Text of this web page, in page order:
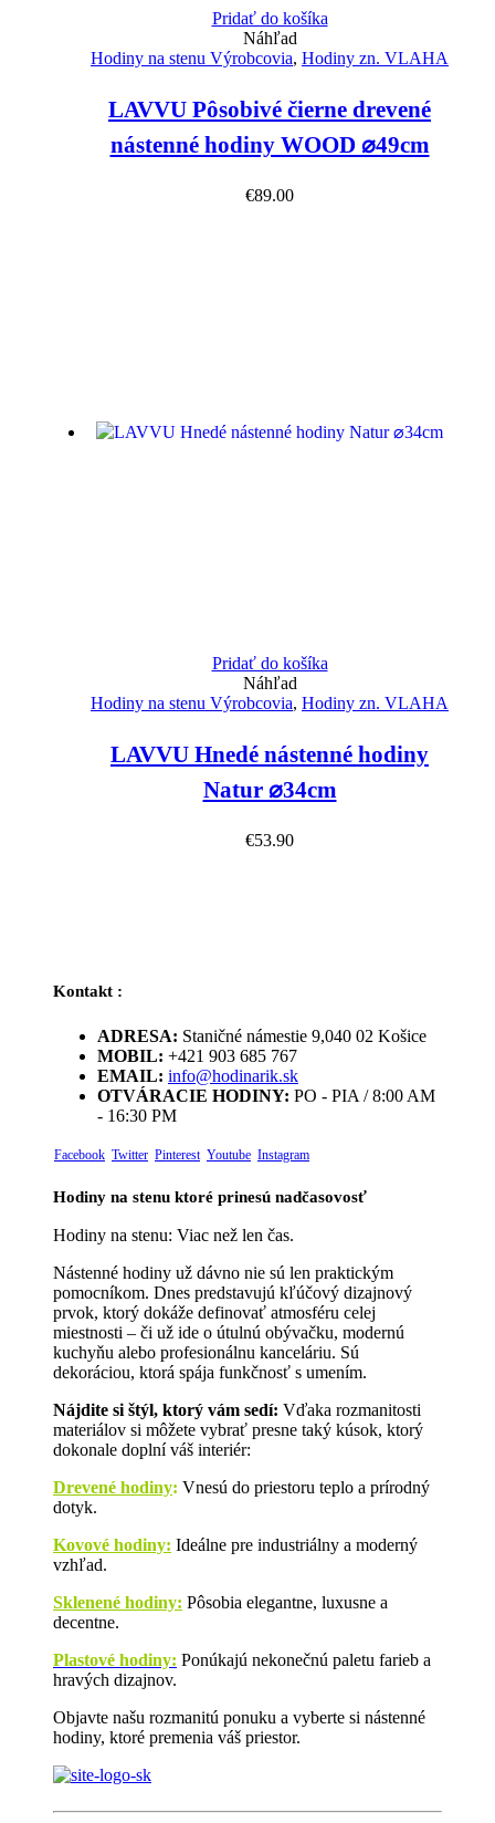
Pridať do košíka
Náhľad
Hodiny na stenu Výrobcovia, Hodiny zn. VLAHA
LAVVU Pôsobivé čierne drevené
nástenné hodiny WOOD ⌀49cm
€89.00
Pridať do košíka
Náhľad
Hodiny na stenu Výrobcovia, Hodiny zn. VLAHA
LAVVU Hnedé nástenné hodiny
Natur ⌀34cm
€53.90
Kontakt :
ADRESA: Staničné námestie 9,040 02 Košice
MOBIL: +421 903 685 767
EMAIL: info@hodinarik.sk
OTVÁRACIE HODINY: PO - PIA / 8:00 AM
- 16:30 PM
Facebook Twitter Pinterest Youtube Instagram
Hodiny na stenu ktoré prinesú nadčasovosť
Hodiny na stenu: Viac než len čas.
Nástenné hodiny už dávno nie sú len praktickým
pomocníkom. Dnes predstavujú kľúčový dizajnový
prvok, ktorý dokáže definovať atmosféru celej
miestnosti – či už ide o útulnú obývačku, modernú
kuchyňu alebo profesionálnu kanceláriu. Sú
dekoráciou, ktorá spája funkčnosť s umením.
Nájdite si štýl, ktorý vám sedí: Vďaka rozmanitosti
materiálov si môžete vybrať presne taký kúsok, ktorý
dokonale doplní váš interiér:
Drevené hodiny: Vnesú do priestoru teplo a prírodný
dotyk.
Kovové hodiny: Ideálne pre industriálny a moderný
vzhľad.
Sklenené hodiny: Pôsobia elegantne, luxusne a
decentne.
Plastové hodiny: Ponúkajú nekonečnú paletu farieb a
hravých dizajnov.
Objavte našu rozmanitú ponuku a vyberte si nástenné
hodiny, ktoré premenia váš priestor.